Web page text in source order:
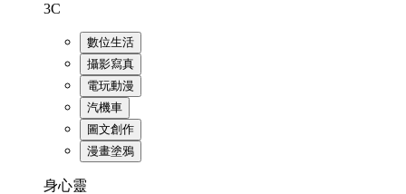
3C
數位生活
攝影寫真
電玩動漫
汽機車
圖文創作
漫畫塗鴉
身心靈